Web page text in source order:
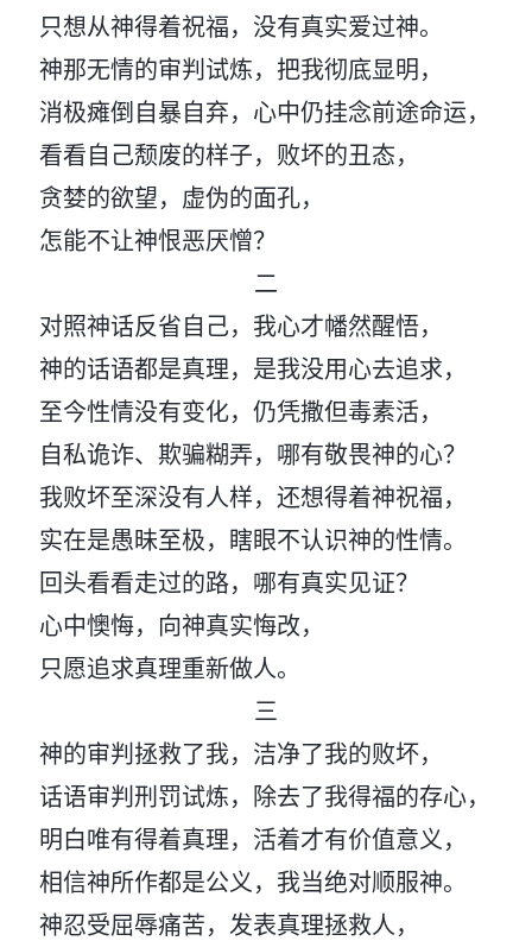
只想从神得着祝福，没有真实爱过神。
神那无情的审判试炼，把我彻底显明，
消极瘫倒自暴自弃，心中仍挂念前途命运，
看看自己颓废的样子，败坏的丑态，
贪婪的欲望，虚伪的面孔，
怎能不让神恨恶厌憎？
二
对照神话反省自己，我心才幡然醒悟，
神的话语都是真理，是我没用心去追求，
至今性情没有变化，仍凭撒但毒素活，
自私诡诈、欺骗糊弄，哪有敬畏神的心？
我败坏至深没有人样，还想得着神祝福，
实在是愚昧至极，瞎眼不认识神的性情。
回头看看走过的路，哪有真实见证？
心中懊悔，向神真实悔改，
只愿追求真理重新做人。
三
神的审判拯救了我，洁净了我的败坏，
话语审判刑罚试炼，除去了我得福的存心，
明白唯有得着真理，活着才有价值意义，
相信神所作都是公义，我当绝对顺服神。
神忍受屈辱痛苦，发表真理拯救人，